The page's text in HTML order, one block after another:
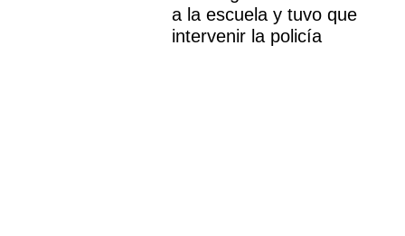
a la escuela y tuvo que
intervenir la policía